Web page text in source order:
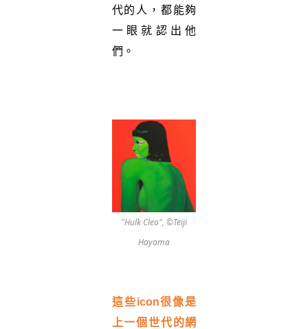
代的人，都能夠
一眼就認出他
們。
"Hulk Cleo", ©Teiji
Hayama
這些icon很像是
上一個世代的網